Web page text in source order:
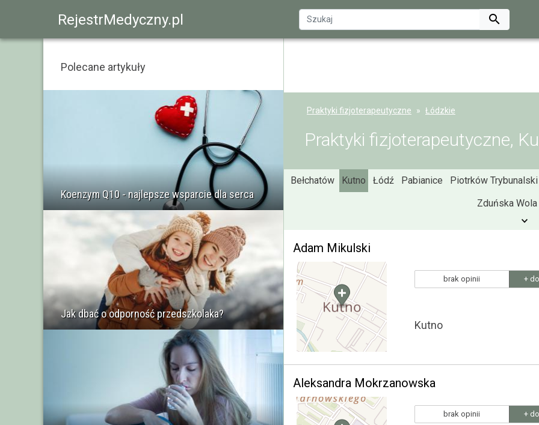
RejestrMedyczny.pl 
Praktyki fizjoterapeutyczne Łódzkie
Praktyki fizjoterapeutyczne,
Bełchatów Kutno Łódź Pabianice Piotrków Trybunalski
Zduńska Wola
Adam Mikulski
brak opinii +
Kutno
Aleksandra Mokrzanowska
brak opinii +
Polecane artykuły
Koenzym Q10 - najlepsze wsparcie dla serca
Jak dbać o odporność przedszkolaka?